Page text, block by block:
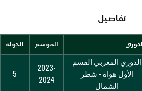
تفاصيل
الموسم الجولة
الدوري المغربي القسم
الأول هواة - شطر
الشمال
2023-
2024
5